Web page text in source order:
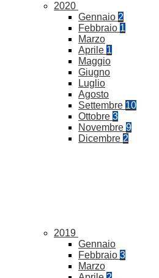
2020
Gennaio 2
Febbraio 1
Marzo
Aprile 1
Maggio
Giugno
Luglio
Agosto
Settembre 10
Ottobre 3
Novembre 9
Dicembre 2
2019
Gennaio
Febbraio 3
Marzo